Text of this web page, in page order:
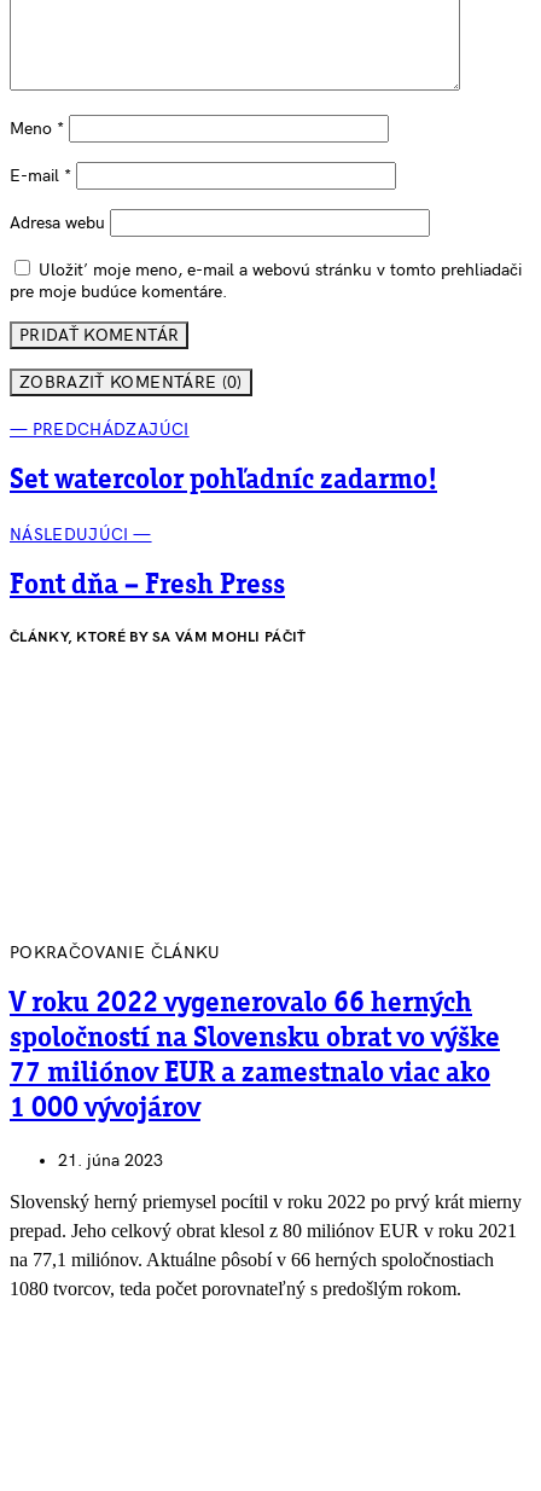
Meno *
E-mail *
Adresa webu
Uložiť moje meno, e-mail a webovú stránku v tomto prehliadači
pre moje budúce komentáre.
ZOBRAZIŤ KOMENTÁRE (0)
— PREDCHÁDZAJÚCI
Set watercolor pohľadníc zadarmo!
NÁSLEDUJÚCI —
Font dňa – Fresh Press
ČLÁNKY, KTORÉ BY SA VÁM MOHLI PÁČIŤ
POKRAČOVANIE ČLÁNKU
V roku 2022 vygenerovalo 66 herných
spoločností na Slovensku obrat vo výške
77 miliónov EUR a zamestnalo viac ako
1 000 vývojárov
21. júna 2023
Slovenský herný priemysel pocítil v roku 2022 po prvý krát mierny
prepad. Jeho celkový obrat klesol z 80 miliónov EUR v roku 2021
na 77,1 miliónov. Aktuálne pôsobí v 66 herných spoločnostiach
1080 tvorcov, teda počet porovnateľný s predošlým rokom.